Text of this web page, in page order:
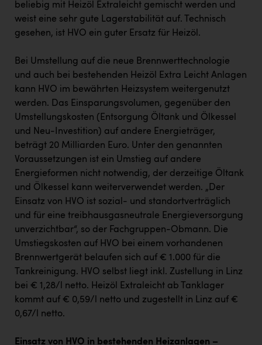
beliebig mit Heizöl Extraleicht gemischt werden und
weist eine sehr gute Lagerstabilität auf. Technisch
gesehen, ist HVO ein guter Ersatz für Heizöl.
Bei Umstellung auf die neue Brennwerttechnologie
und auch bei bestehenden Heizöl Extra Leicht Anlagen
kann HVO im bewährten Heizsystem weitergenutzt
werden. Das Einsparungsvolumen, gegenüber den
Umstellungskosten (Entsorgung Öltank und Ölkessel
und Neu-Investition) auf andere Energieträger,
beträgt 20 Milliarden Euro. Unter den genannten
Voraussetzungen ist ein Umstieg auf andere
Energieformen nicht notwendig, der derzeitige Öltank
und Ölkessel kann weiterverwendet werden. „Der
Einsatz von HVO ist sozial- und standortverträglich
und für eine treibhausgasneutrale Energieversorgung
unverzichtbar“, so der Fachgruppen-Obmann. Die
Umstiegskosten auf HVO bei einem vorhandenen
Brennwertgerät belaufen sich auf € 1.000 für die
Tankreinigung. HVO selbst liegt inkl. Zustellung in Linz
bei € 1,28/l netto. Heizöl Extraleicht ab Tanklager
kommt auf € 0,59/l netto und zugestellt in Linz auf €
0,67/l netto.
Einsatz von HVO in bestehenden Heizanlagen –